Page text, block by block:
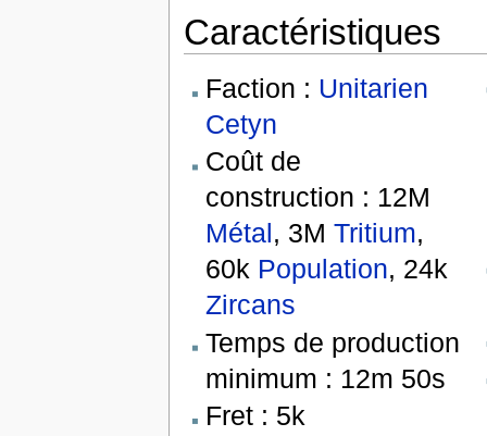
Caractéristiques
Faction : Unitarien
Cetyn
Coût de
construction : 12M
Métal, 3M Tritium,
60k Population, 24k
Zircans
Temps de production
minimum : 12m 50s
Fret : 5k